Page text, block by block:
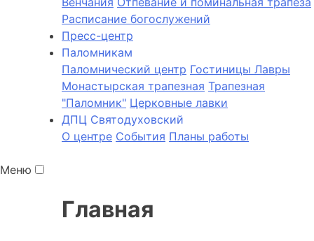
Расписание богослужений
Пресс-центр
Паломникам
Паломнический центр Гостиницы Лавры
Монастырская трапезная Трапезная
"Паломник" Церковные лавки
ДПЦ Святодуховский
О центре События Планы работы
Меню
Главная